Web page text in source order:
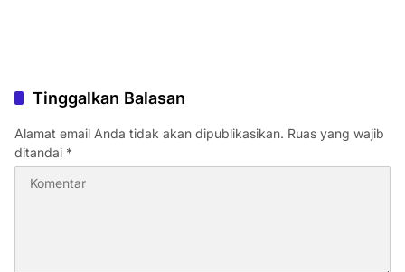
Tinggalkan Balasan
Alamat email Anda tidak akan dipublikasikan. Ruas yang wajib
ditandai *